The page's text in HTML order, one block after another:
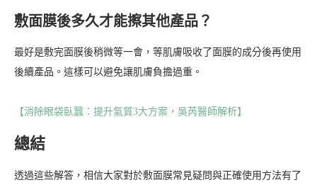
敷面膜後多久才能擦其他產品？
最好是敷完面膜後稍微等一會，等肌膚吸收了面膜的成分後再使用
後續產品。這樣可以避免讓肌膚負擔過重。
【消除眼袋臥蠶：提升氣質3大方案，吳芮醫師解析】
總結
透過這些解答，相信大家對於敷面膜常見疑問與正確使用方法有了